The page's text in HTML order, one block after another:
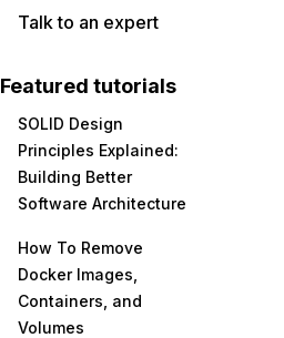
Talk to an expert
Featured tutorials
SOLID Design
Principles Explained:
Building Better
Software Architecture
How To Remove
Docker Images,
Containers, and
Volumes